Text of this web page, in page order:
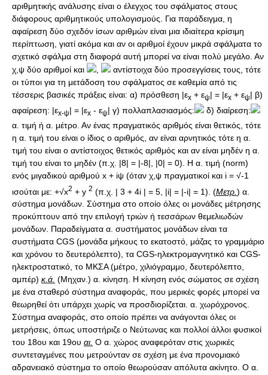
αριθμητικής ανάλυσης είναι o έλεγχος του σφάλματος στους
διάφορους αριθμητικούς υπολογισμούς. Για παράδειγμα, η
αφαίρεση δύο σχεδόν ίσων αριθμών είναι μια ιδιαίτερα κρίσιμη
περίπτωση, γιατί ακόμα και αν οι αριθμοί έχουν μικρά σφάλματα το
σχετικό σφάλμα στη διαφορά αυτή μπορεί να είναι πολύ μεγάλο. Αν
χ,ψ δύο αριθμοί και
αντίστοιχα δύο προσεγγίσεις τους, τότε
οι τύποι για τη μετάδοση του σφάλματος σε καθεμία από τις
τέσσερις βασικές πράξεις είναι: α) πρόσθεση |εx + εψ| = |εx + εψ| β)
αφαίρεση: |εx-ψ| = |εx - εψ| γ) πολλαπλασιασμός:
δ) διαίρεση:
α. τιμή ή α. μέτρο. Αν ένας πραγματικός αριθμός είναι θετικός, τότε
η α. τιμή του είναι ο ίδιος ο αριθμός, αν είναι αρνητικός τότε η α.
τιμή του είναι ο αντίστοιχος θετικός αριθμός και αν είναι μηδέν η α.
τιμή του είναι το μηδέν (π.χ. |8| = |-8|, |0| = 0). Η α. τιμή (norm)
ενός μιγαδικού αριθμού x + iψ (όταν χ,ψ πραγματικοί και i = √-1
ισούται με: +√x2 + y 2 (π.χ. | 3 + 4i | = 5, |i| = |-i| = 1). (Μετρ. ) α.
σύστημα μονάδων. Σύστημα στο οποίο όλες οι μονάδες μέτρησης
προκύπτουν από την επιλογή τριών ή τεσσάρων θεμελιωδών
μονάδων. Παραδείγματα α. συστήματος μονάδων είναι τα
συστήματα CGS (μονάδα μήκους το εκατοστό, μάζας το γραμμάριο
και χρόνου το δευτερόλεπτο), τα CGS-ηλεκτρομαγνητικό και CGS-
ηλεκτροστατικό, το ΜΚΣΑ (μέτρο, χιλιόγραμμο, δευτερόλεπτο,
αμπέρ) κ.ά. (Μηχαν.) α. κίνηση. Η κίνηση ενός σώματος σε σχέση
με ένα σταθερό σύστημα αναφοράς, που μερικές φορές μπορεί να
θεωρηθεί ότι υπάρχει χωρίς να προσδιορίζεται. α. χωρόχρονος.
Σύστημα αναφοράς, στο οποίο πρέπει να ανάγονται όλες οι
μετρήσεις, όπως υποστήριζε ο Νεύτωνας και πολλοί άλλοι φυσικοί
του 18ου και 19ου αι. Ο α. χώρος αναφερόταν στις χωρικές
συντεταγμένες που μετρούνταν σε σχέση με ένα προνομιακό
αδρανειακό σύστημα το οποίο θεωρούσαν απόλυτα ακίνητο. Ο α.